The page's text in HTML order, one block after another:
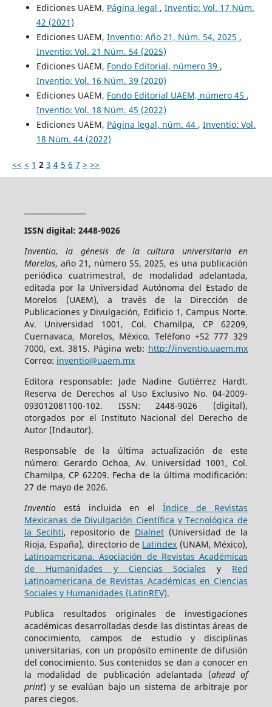
Ediciones UAEM, Página legal , Inventio: Vol. 17 Núm.
42 (2021)
Ediciones UAEM, Inventio: Año 21, Núm. 54, 2025 ,
Inventio: Vol. 21 Núm. 54 (2025)
Ediciones UAEM, Fondo Editorial, número 39 ,
Inventio: Vol. 16 Núm. 39 (2020)
Ediciones UAEM, Fondo Editorial UAEM, número 45 ,
Inventio: Vol. 18 Núm. 45 (2022)
Ediciones UAEM, Página legal, núm. 44 , Inventio: Vol.
18 Núm. 44 (2022)
<< < 1 2 3 4 5 6 7 > >>
ISSN digital: 2448-9026
Inventio, la génesis de la cultura universitaria en
Morelos, año 21, número 55, 2025, es una publicación
periódica cuatrimestral, de modalidad adelantada,
editada por la Universidad Autónoma del Estado de
Morelos (UAEM), a través de la Dirección de
Publicaciones y Divulgación, Edificio 1, Campus Norte.
Av. Universidad 1001, Col. Chamilpa, CP 62209,
Cuernavaca, Morelos, México. Teléfono +52 777 329
7000, ext. 3815. Página web: http://inventio.uaem.mx
Correo: inventio@uaem.mx
Editora responsable: Jade Nadine Gutiérrez Hardt.
Reserva de Derechos al Uso Exclusivo No. 04-2009-
093012081100-102. ISSN: 2448-9026 (digital),
otorgados por el Instituto Nacional del Derecho de
Autor (Indautor).
Responsable de la última actualización de este
número: Gerardo Ochoa, Av. Universidad 1001, Col.
Chamilpa, CP 62209. Fecha de la última modificación:
27 de mayo de 2026.
Inventioestá incluida en elÍndice de Revistas
Mexicanas de Divulgación Científica y Tecnológica de
la Secihti, repositorio de Dialnet(Universidad de la
Rioja, España), directorio de Latindex (UNAM, México),
Latinoamericana. Asociación de Revistas Académicas
de Humanidades y Ciencias Sociales y Red
Latinoamericana de Revistas Académicas en Ciencias
Sociales y Humanidades (LatinREV).
Publica resultados originales de investigaciones
académicas desarrolladas desde las distintas áreas de
conocimiento, campos de estudio y disciplinas
universitarias, con un propósito eminente de difusión
del conocimiento. Sus contenidos se dan a conocer en
la modalidad de publicación adelantada (ahead of
print) y se evalúan bajo un sistema de arbitraje por
pares ciegos.